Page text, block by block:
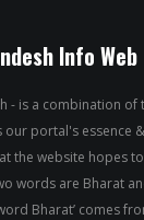
Info Web
- is a combination of
our portal's essence &
the website hopes to
words are Bharat
Bharat’ comes